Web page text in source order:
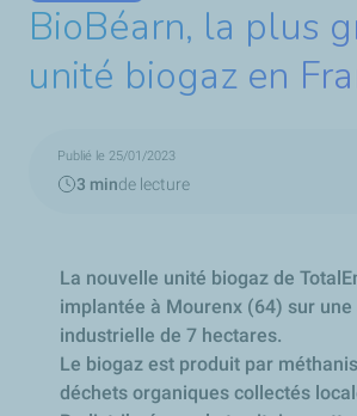
BioBéarn, la plus
unité biogaz en
Publié le 25/01/2023
3 minde lecture
La nouvelle unité biogaz de
implantée à Mourenx (64) sur
industrielle de 7 hectares.
Le biogaz est produit par
déchets organiques collectés